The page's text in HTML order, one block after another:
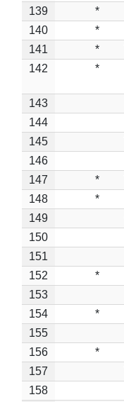
139
*
140
*
141
*
142
*
143
144
145
146
147
*
148
*
149
150
151
152
*
153
154
*
155
156
*
157
158